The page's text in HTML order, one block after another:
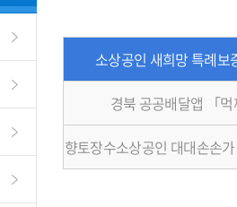
소상공인 새희망 특례보
경북 공공배달앱 「
향토장수소상공인 대대손손